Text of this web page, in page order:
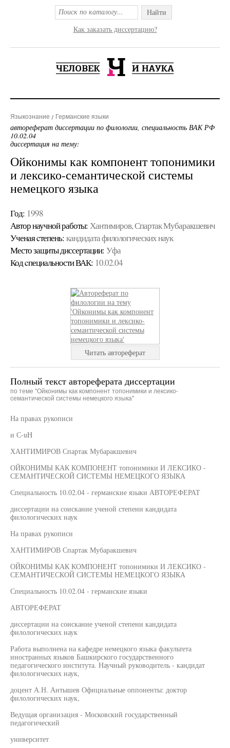
Найти
Как заказать диссертацию?
Языкознание Германские языки
автореферат диссертации по филологии, специальность ВАК РФ
10.02.04
диссертация на тему:
Ойконимы как компонент топонимики
и лексико-семантической системы
немецкого языка
Год: 1998
Автор научной работы: Хантимиров, Спартак Мубаракшевич
Ученая cтепень: кандидата филологических наук
Место защиты диссертации: Уфа
Код cпециальности ВАК: 10.02.04
Читать автореферат
Полный текст автореферата диссертации
по теме "Ойконимы как компонент топонимики и лексико-
семантической системы немецкого языка"
На правах рукописи
и С-uH
ХАНТИМИРОВ Спартак Мубаракшевич
ОЙКОНИМЫ КАК КОМПОНЕНТ топонимики И ЛЕКСИКО -
СЕМАНТИЧЕСКОЙ СИСТЕМЫ НЕМЕЦКОГО ЯЗЫКА
Специальность 10.02.04 - германские языки АВТОРЕФЕРАТ
диссертации на соискание ученой степени кандидата
филологических наук
На правах рукописи
ХАНТИМИРОВ Спартак Мубаракшевич
ОЙКОНИМЫ КАК КОМПОНЕНТ топонимики И ЛЕКСИКО -
СЕМАНТИЧЕСКОЙ СИСТЕМЫ НЕМЕЦКОГО ЯЗЫКА
Специальность 10.02.04 - германские языки
АВТОРЕФЕРАТ
диссертации на соискание ученой степени кандидата
филологических наук
Работа выполнена на кафедре немецкого языка факультета
иностранных языков Башкирского государственного
педагогического института. Научный руководитель - кандидат
филологических наук,
доцент А.Н. Антышев Официальные оппоненты: доктор
филологических наук,
Ведущая организация - Московский государственный
педагогический
университет